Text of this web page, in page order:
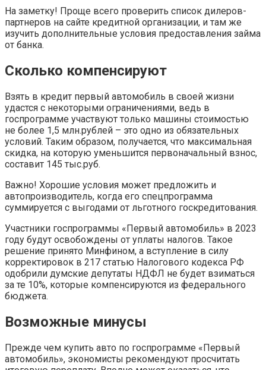
На заметку! Проще всего проверить список дилеров-
партнеров на сайте кредитной организации, и там же
изучить дополнительные условия предоставления займа
от банка.
Сколько компенсируют
Взять в кредит первый автомобиль в своей жизни
удастся с некоторыми ограничениями, ведь в
госпрограмме участвуют только машины стоимостью
не более 1,5 млн.рублей – это одно из обязательных
условий. Таким образом, получается, что максимальная
скидка, на которую уменьшится первоначальный взнос,
составит 145 тыс.руб.
Важно! Хорошие условия может предложить и
автопроизводитель, когда его спецпрограмма
суммируется с выгодами от льготного госкредитования.
Участники госпрограммы «Первый автомобиль» в 2023
году будут освобождены от уплаты налогов. Такое
решение принято Минфином, а вступление в силу
корректировок в 217 статью Налогового кодекса РФ
одобрили думские депутаты НДФЛ не будет взиматься
за те 10%, которые компенсируются из федерального
бюджета.
Возможные минусы
Прежде чем купить авто по госпрограмме «Первый
автомобиль», экономисты рекомендуют просчитать